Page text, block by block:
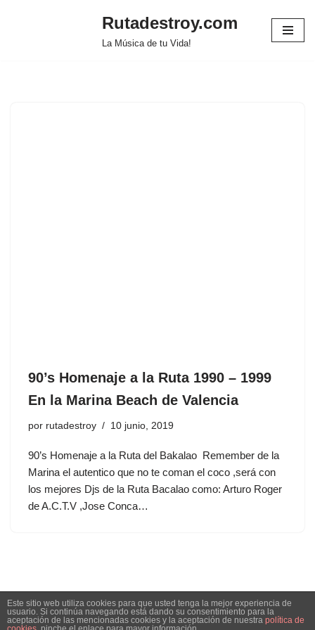
Rutadestroy.com
La Música de tu Vida!
90’s Homenaje a la Ruta 1990 – 1999
En la Marina Beach de Valencia
por rutadestroy 10 junio, 2019
90’s Homenaje a la Ruta del Bakalao Remember de la
Marina el autentico que no te coman el coco ,será con
los mejores Djs de la Ruta Bacalao como: Arturo Roger
de A.C.T.V ,Jose Conca…
Este sitio web utiliza cookies para que usted tenga la mejor experiencia de
usuario. Si continúa navegando está dando su consentimiento para la
aceptación de las mencionadas cookies y la aceptación de nuestra política de